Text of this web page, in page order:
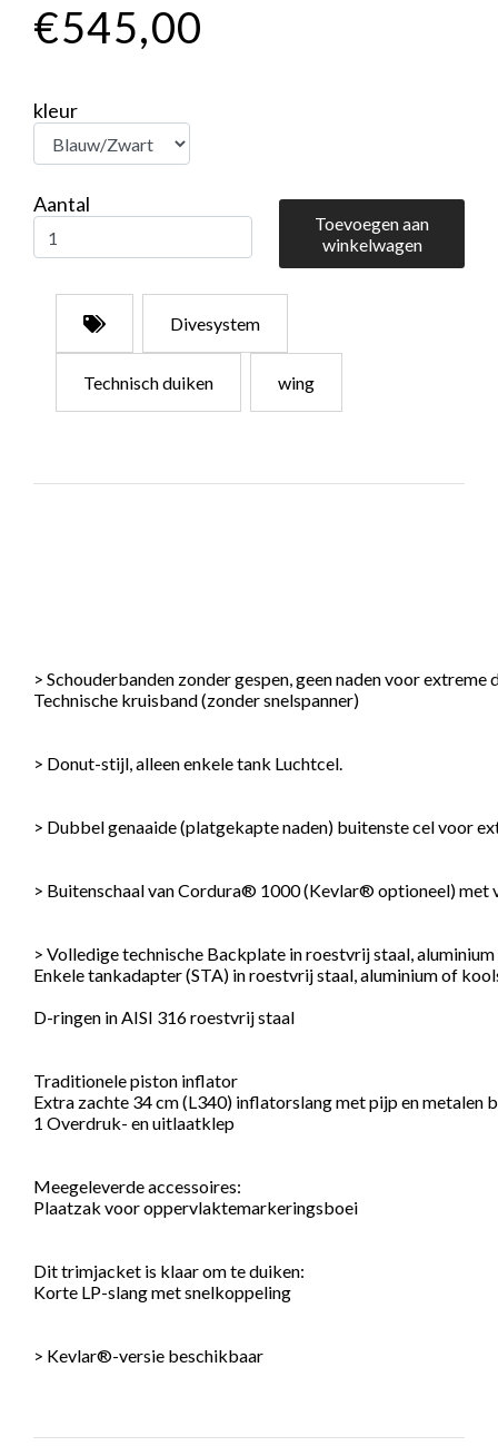
€545,00
kleur
Aantal
Toevoegen aan
winkelwagen
Divesystem
Technisch duiken wing
> Schouderbanden zonder gespen, geen naden voor extreme
Technische kruisband (zonder snelspanner)
> Donut-stijl, alleen enkele tank Luchtcel.
> Dubbel genaaide (platgekapte naden) buitenste cel voor
> Buitenschaal van Cordura® 1000 (Kevlar® optioneel) met
> Volledige technische Backplate in roestvrij staal,
Enkele tankadapter (STA) in roestvrij staal, aluminium of
D-ringen in AISI 316 roestvrij staal
Traditionele piston inflator
Extra zachte 34 cm (L340) inflatorslang met pijp en metalen
1 Overdruk- en uitlaatklep
Meegeleverde accessoires:
Plaatzak voor oppervlaktemarkeringsboei
Dit trimjacket is klaar om te duiken:
Korte LP-slang met snelkoppeling
> Kevlar®-versie beschikbaar